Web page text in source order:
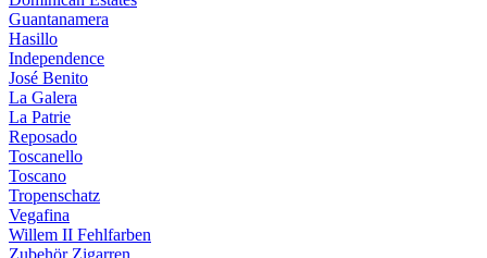
Guantanamera
Hasillo
Independence
José Benito
La Galera
La Patrie
Reposado
Toscanello
Toscano
Tropenschatz
Vegafina
Willem II Fehlfarben
Zubehör Zigarren